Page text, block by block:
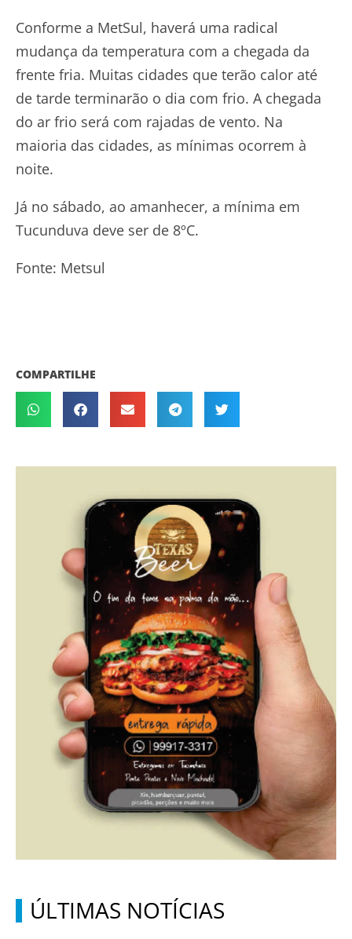
Conforme a MetSul, haverá uma radical
mudança da temperatura com a chegada da
frente fria. Muitas cidades que terão calor até
de tarde terminarão o dia com frio. A chegada
do ar frio será com rajadas de vento. Na
maioria das cidades, as mínimas ocorrem à
noite.
Já no sábado, ao amanhecer, a mínima em
Tucunduva deve ser de 8ºC.
Fonte: Metsul
COMPARTILHE
ÚLTIMAS NOTÍCIAS